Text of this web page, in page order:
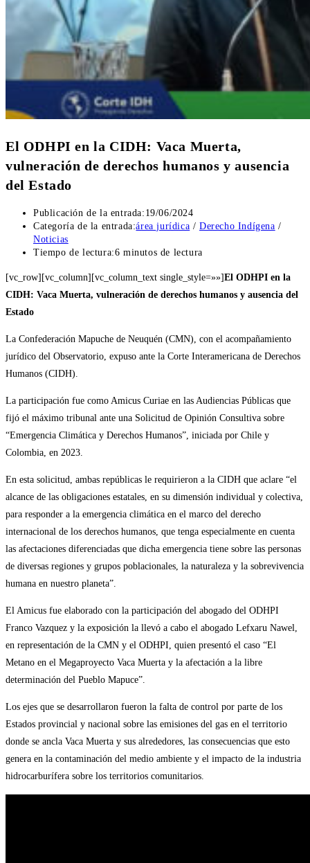
El ODHPI en la CIDH: Vaca Muerta,
vulneración de derechos humanos y ausencia
del Estado
Publicación de la entrada: 19/06/2024
Categoría de la entrada:área jurídica / Derecho Indígena /
Noticias
Tiempo de lectura:6 minutos de lectura
[vc_row][vc_column][vc_column_text single_style=»»]El ODHPI en la
CIDH: Vaca Muerta, vulneración de derechos humanos y ausencia del
Estado
La Confederación Mapuche de Neuquén (CMN), con el acompañamiento
jurídico del Observatorio, expuso ante la Corte Interamericana de Derechos
Humanos (CIDH).
La participación fue como Amicus Curiae en las Audiencias Públicas que
fijó el máximo tribunal ante una Solicitud de Opinión Consultiva sobre
“Emergencia Climática y Derechos Humanos”, iniciada por Chile y
Colombia, en 2023.
En esta solicitud, ambas repúblicas le requirieron a la CIDH que aclare “el
alcance de las obligaciones estatales, en su dimensión individual y colectiva,
para responder a la emergencia climática en el marco del derecho
internacional de los derechos humanos, que tenga especialmente en cuenta
las afectaciones diferenciadas que dicha emergencia tiene sobre las personas
de diversas regiones y grupos poblacionales, la naturaleza y la sobrevivencia
humana en nuestro planeta”.
El Amicus fue elaborado con la participación del abogado del ODHPI
Franco Vazquez y la exposición la llevó a cabo el abogado Lefxaru Nawel,
en representación de la CMN y el ODHPI, quien presentó el caso “El
Metano en el Megaproyecto Vaca Muerta y la afectación a la libre
determinación del Pueblo Mapuce”.
Los ejes que se desarrollaron fueron la falta de control por parte de los
Estados provincial y nacional sobre las emisiones del gas en el territorio
donde se ancla Vaca Muerta y sus alrededores, las consecuencias que esto
genera en la contaminación del medio ambiente y el impacto de la industria
hidrocarburífera sobre los territorios comunitarios.